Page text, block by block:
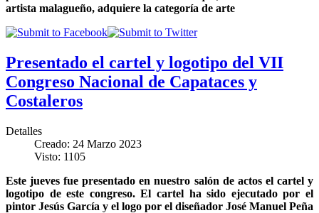
artista malagueño, adquiere la categoría de arte
Presentado el cartel y logotipo del VII
Congreso Nacional de Capataces y
Costaleros
Detalles
Creado: 24 Marzo 2023
Visto: 1105
Este jueves fue presentado en nuestro salón de actos el cartel y
logotipo de este congreso. El cartel ha sido ejecutado por el
pintor Jesús García y el logo por el diseñador José Manuel Peña